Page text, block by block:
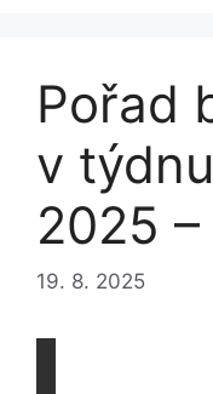
Pořad
v
2025
19. 8. 2025